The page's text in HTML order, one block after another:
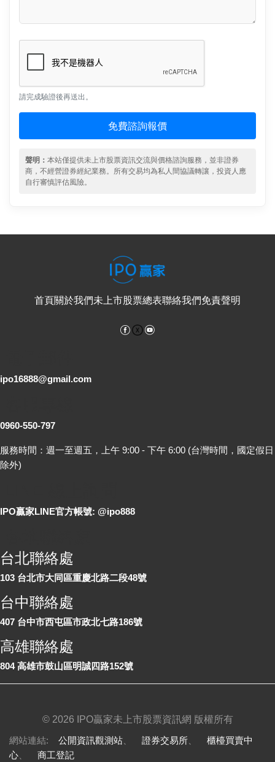
請完成驗證後再送出。
免費諮詢報價
聲明： 本站僅提供未上市股票資訊交流與價格諮詢服務，並非證券
商，不經營證券經紀業務。所有交易均為私人間協議轉讓，投資人應
自行審慎評估風險。
首頁關於我們未上市股票總表聯絡我們免責聲明
Facebook
ipo16888@gmail.com
0960-550-797
服務時間：週一至週五，上午 9:00 - 下午 6:00 (台灣時間，國定假日
除外)
IPO贏家LINE官方帳號: @ipo888
台北聯絡處
103 台北市大同區重慶北路二段48號
台中聯絡處
407 台中市西屯區市政北七路186號
高雄聯絡處
804 高雄市鼓山區明誠四路152號
© 2026 IPO贏家未上市股票資訊網 版權所有
網站連結: 公開資訊觀測站 證券交易所
櫃檯買賣中
心
商工登記